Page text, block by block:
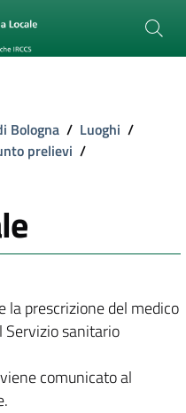
Bologna / Luoghi /
prelievi /
la prescrizione del medico
Servizio sanitario
comunicato al